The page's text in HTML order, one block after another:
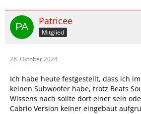
Patricee
Mitglied
28. Oktober 2024
Ich habe heute festgestellt, dass ich
keinen Subwoofer habe, trotz Beats
Wissens nach sollte dort einer sein
Cabrio Version keiner eingebaut